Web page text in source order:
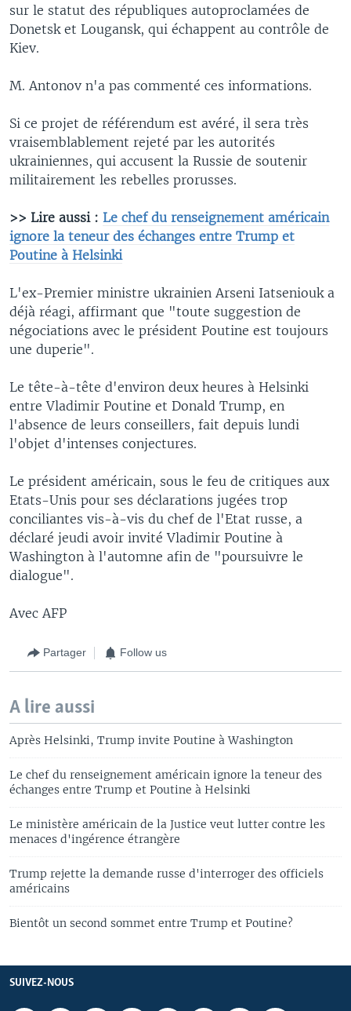
sur le statut des républiques autoproclamées de
Donetsk et Lougansk, qui échappent au contrôle de
Kiev.
M. Antonov n'a pas commenté ces informations.
Si ce projet de référendum est avéré, il sera très
vraisemblablement rejeté par les autorités
ukrainiennes, qui accusent la Russie de soutenir
militairement les rebelles prorusses.
>> Lire aussi : Le chef du renseignement américain
ignore la teneur des échanges entre Trump et
Poutine à Helsinki
L'ex-Premier ministre ukrainien Arseni Iatseniouk a
déjà réagi, affirmant que "toute suggestion de
négociations avec le président Poutine est toujours
une duperie".
Le tête-à-tête d'environ deux heures à Helsinki
entre Vladimir Poutine et Donald Trump, en
l'absence de leurs conseillers, fait depuis lundi
l'objet d'intenses conjectures.
Le président américain, sous le feu de critiques aux
Etats-Unis pour ses déclarations jugées trop
conciliantes vis-à-vis du chef de l'Etat russe, a
déclaré jeudi avoir invité Vladimir Poutine à
Washington à l'automne afin de "poursuivre le
dialogue".
Avec AFP
Partager Follow us
A lire aussi
Après Helsinki, Trump invite Poutine à Washington
Le chef du renseignement américain ignore la teneur des
échanges entre Trump et Poutine à Helsinki
Le ministère américain de la Justice veut lutter contre les
menaces d'ingérence étrangère
Trump rejette la demande russe d'interroger des officiels
américains
Bientôt un second sommet entre Trump et Poutine?
SUIVEZ-NOUS